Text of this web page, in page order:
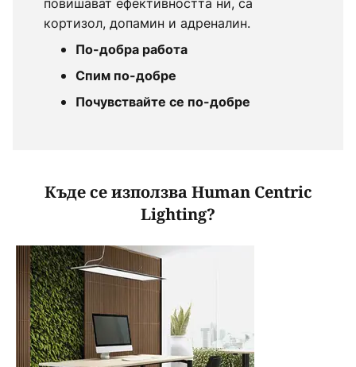
кортизол, допамин и адреналин.
По-добра работа
Спим по-добре
Почувствайте се по-добре
Къде се използва Human Centric
Lighting?